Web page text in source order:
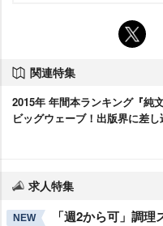
関連特集
2015年 年間本ランキング『純
ビッグウェーブ！出版界に差し
求人特集
NEW
「週2から可」調